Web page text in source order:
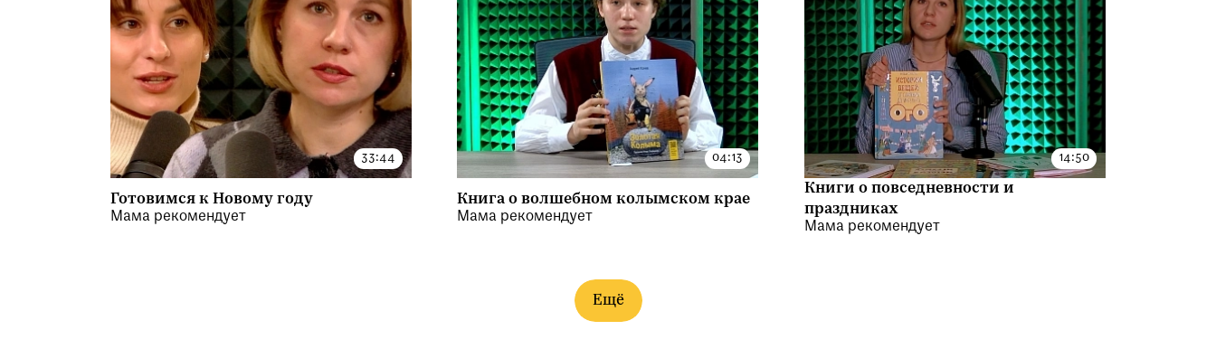
Готовимся к Новому году
Мама рекомендует
Книга о волшебном колымском крае
Мама рекомендует
Книги о повседневности и
праздниках
Мама рекомендует
Ещё